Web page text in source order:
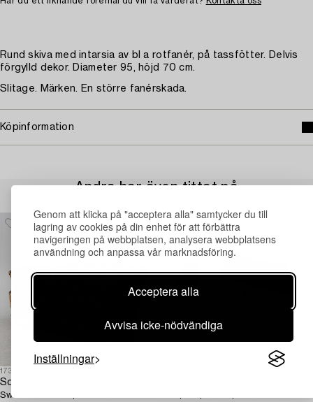
Genom att klicka på "acceptera alla" samtycker du till
lagring av cookies på din enhet för att förbättra
navigeringen på webbplatsen, analysera webbplatsens
användning och anpassa vår marknadsföring.
Acceptera alla
Avvisa icke-nödvändiga
Inställningar
Rund skiva med intarsia av bl a rotfanér, på tassfötter. Delvis
förgylld dekor. Diameter 95, höjd 70 cm.
Slitage. Märken. En större fanérskada.
Köpinformation
Andra har även tittat på
1730805
Soffa,
Swedish Modern, 1940-tal.